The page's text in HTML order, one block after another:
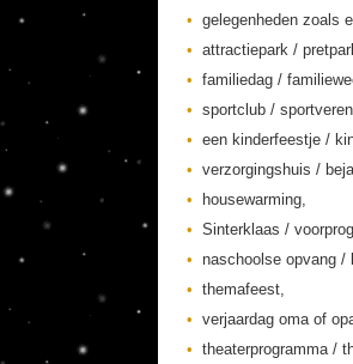
gelegenheden zoals
attractiepark /
familiedag /
sportclub /
een kinderfeestje /
verzorgingshuis /
housewarming,
Sinterklaas /
naschoolse opvang /
themafeest,
verjaardag oma of
theaterprogramma /